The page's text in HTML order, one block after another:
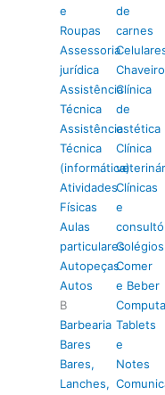
e
Roupas
Assessoria
jurídica
Assistência
Técnica
Assistência
Técnica
(informática)
Atividades
Físicas
Aulas
particulares
Autopeças
Autos
B
Barbearia
Bares
Bares,
Lanches,
de
carnes
Clínica
de
estética
Clínica
Clínicas
e
Colégios
Comer
e Beber
Tablets
e
Notes